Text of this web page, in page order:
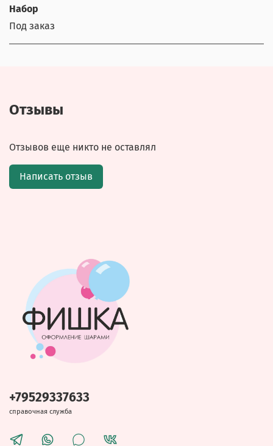
Набор
Под заказ
Отзывы
Отзывов еще никто не оставлял
Написать отзыв
+79529337633
справочная служба